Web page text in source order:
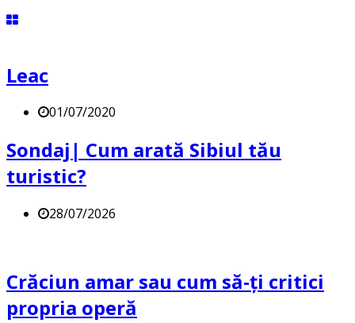
Leac
01/07/2020
Sondaj| Cum arată Sibiul tău
turistic?
28/07/2026
Crăciun amar sau cum să-ți critici
propria operă